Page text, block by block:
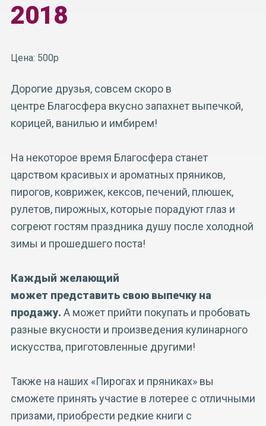
2018
Цена: 500р
Дорогие друзья, совсем скоро в
центре Благосфера вкусно запахнет выпечкой,
корицей, ванилью и имбирем!
На некоторое время Благосфера станет
царством красивых и ароматных пряников,
пирогов, коврижек, кексов, печений, плюшек,
рулетов, пирожных, которые порадуют глаз и
согреют гостям праздника душу после холодной
зимы и прошедшего поста!
Каждый желающий
может представить свою выпечку на
продажу. А может прийти покупать и пробовать
разные вкусности и произведения кулинарного
искусства, приготовленные другими!
Также на наших «Пирогах и пряниках» вы
сможете принять участие в лотерее с отличными
призами, приобрести редкие книги с